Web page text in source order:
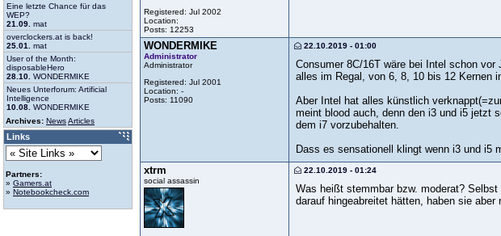
Registered: Jul 2002
Location:
Posts: 12253
WONDERMIKE
Administrator
Administrator
Registered: Jul 2001
Location: -
Posts: 11090
22.10.2019 - 01:00
Consumer 8C/16T wäre bei Intel schon
alles im Regal, von 6, 8, 10 bis 12 Kernen
Aber Intel hat alles künstlich
meint blood auch, denn den i3 und i5 jetzt
dem i7 vorzubehalten.
Dass es sensationell klingt wenn i3 und i5
xtrm
social assassin
22.10.2019 - 01:24
Was heißt stemmbar bzw. moderat?
darauf hingeabreitet hätten, haben sie aber
Eine letzte Chance für das
WEP?
21.09. mat
overclockers.at is back!
25.01.
mat
User of the Month:
disposableHero
28.10. WONDERMIKE
Neues Unterforum: Artificial
Intelligence
10.08. WONDERMIKE
Archives: NewsArticles
Links
Partners:
» Gamers.at
» Notebookcheck.com